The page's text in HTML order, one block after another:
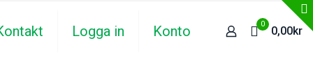
Logga in Konto 0
0,00kr